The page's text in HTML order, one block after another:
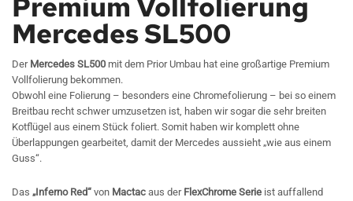
Mercedes SL500
Der Mercedes SL500 mit dem Prior Umbau hat eine großartige Premium
Vollfolierung bekommen.
Obwohl eine Folierung – besonders eine Chromefolierung – bei so einem
Breitbau recht schwer umzusetzen ist, haben wir sogar die sehr breiten
Kotflügel aus einem Stück foliert. Somit haben wir komplett ohne
Überlappungen gearbeitet, damit der Mercedes aussieht „wie aus einem
Guss“.
Das „Inferno Red“ von Mactac aus der FlexChrome Serie ist auffallend